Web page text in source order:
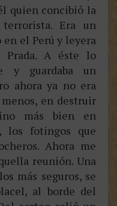
quien concibió la
Era un
en el Perú y leyera
Prada. A éste lo
y guardaba un
ahora ya no era
menos, en destruir
más bien en
los fotingos que
Ahora me
reunión. Una
más seguros, se
al borde del